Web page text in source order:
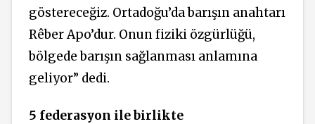
göstereceğiz. Ortadoğu’da barışın anahtarı
Rêber Apo’dur. Onun fiziki özgürlüğü,
bölgede barışın sağlanması anlamına
geliyor” dedi.
5 federasyon ile birlikte